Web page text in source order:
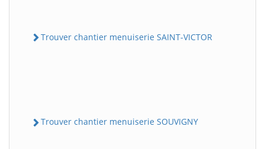
Trouver chantier menuiserie SAINT-VICTOR
Trouver chantier menuiserie SOUVIGNY